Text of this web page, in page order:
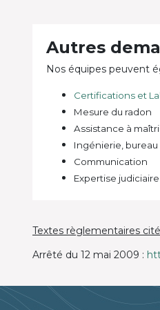
Autres
Nos équipes peuvent
Certifications et
Mesure du radon
Assistance à
Ingénierie, bureau
Communication
Expertise judiciaire
Textes règlementaires
Arrêté du 12 mai 2009 :